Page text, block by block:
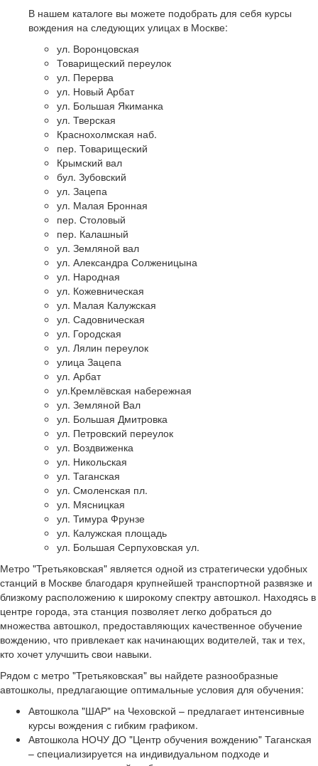
В нашем каталоге вы можете подобрать для себя курсы
вождения на следующих улицах в Москве:
ул. Воронцовская
Товарищеский переулок
ул. Перерва
ул. Новый Арбат
ул. Большая Якиманка
ул. Тверская
Краснохолмская наб.
пер. Товарищеский
Крымский вал
бул. Зубовский
ул. Зацепа
ул. Малая Бронная
пер. Столовый
пер. Калашный
ул. Земляной вал
ул. Александра Солженицына
ул. Народная
ул. Кожевническая
ул. Малая Калужская
ул. Садовническая
ул. Городская
ул. Лялин переулок
улица Зацепа
ул. Арбат
ул.Кремлёвская набережная
ул. Земляной Вал
ул. Большая Дмитровка
ул. Петровский переулок
ул. Воздвиженка
ул. Никольская
ул. Таганская
ул. Смоленская пл.
ул. Мясницкая
ул. Тимура Фрунзе
ул. Калужская площадь
ул. Большая Серпуховская ул.
Метро "Третьяковская" является одной из стратегически удобных
станций в Москве благодаря крупнейшей транспортной развязке и
близкому расположению к широкому спектру автошкол. Находясь в
центре города, эта станция позволяет легко добраться до
множества автошкол, предоставляющих качественное обучение
вождению, что привлекает как начинающих водителей, так и тех,
кто хочет улучшить свои навыки.
Рядом с метро "Третьяковская" вы найдете разнообразные
автошколы, предлагающие оптимальные условия для обучения:
Автошкола "ШАР" на Чеховской – предлагает интенсивные
курсы вождения с гибким графиком.
Автошкола НОЧУ ДО "Центр обучения вождению" Таганская
– специализируется на индивидуальном подходе и